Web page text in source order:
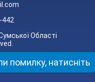
442
Області
помилку, натисніть